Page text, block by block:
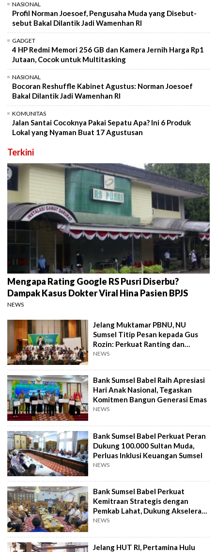
NASIONAL
Profil Norman Joesoef, Pengusaha Muda yang Disebut-
sebut Bakal Dilantik Jadi Wamenhan RI
GADGET
4 HP Redmi Memori 256 GB dan Kamera Jernih Harga Rp1
Jutaan, Cocok untuk Multitasking
NASIONAL
Bocoran Reshuffle Kabinet Agustus: Norman Joesoef
Bakal Dilantik Jadi Wamenhan RI
KOMUNITAS
Jalan Santai Cocoknya Pakai Sepatu Apa? Ini 6 Produk
Lokal yang Nyaman Buat 17 Agustusan
Terkini
Mengapa Rating Google RS Pusri Diserbu?
Dampak Kasus Dokter Viral Hina Pasien BPJS
NEWS
Jelang Muktamar PBNU, NU
Sumsel Titip Pesan kepada Gus
Rozin: Perkuat Ranting dan
Pesantren
NEWS
Bank Sumsel Babel Raih Apresiasi
Hari Anak Nasional, Tegaskan
Komitmen Bangun Generasi Emas
NEWS
Bank Sumsel Babel Perkuat Peran
Dukung 100.000 Sultan Muda,
Perluas Inklusi Keuangan Sumsel
NEWS
Bank Sumsel Babel Perkuat
Kemitraan Strategis dengan
Pemkab Lahat, Dukung Akselerasi
Ekonomi Daerah
NEWS
Jelang HUT RI, Pertamina Hulu